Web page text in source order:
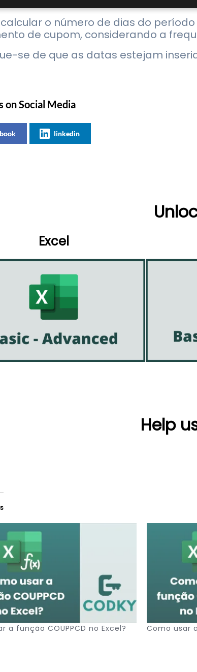
calcular o número de dias do
de cupom, considerando a
se de que as datas estejam
on Social Media
linkedin
Excel
Help
a função COUPPCD no Excel? Como usar